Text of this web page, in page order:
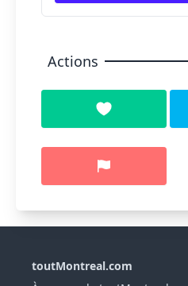
Actions
toutMontreal.com